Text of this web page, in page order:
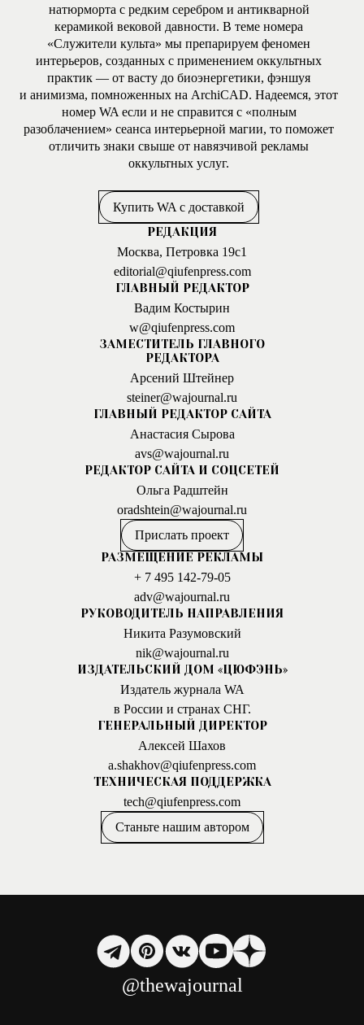
натюрморта с редким серебром и антикварной
керамикой вековой давности. В теме номера
«Служители культа» мы препарируем феномен
интерьеров, созданных с применением оккультных
практик — от васту до биоэнергетики, фэншуя
и анимизма, помноженных на ArchiCAD. Надеемся, этот
номер WA если и не справится с «полным
разоблачением» сеанса интерьерной магии, то поможет
отличить знаки свыше от навязчивой рекламы
оккультных услуг.
Купить WA с доставкой
РЕДАКЦИЯ
Москва, Петровка 19с1
editorial@qiufenpress.com
ГЛАВНЫЙ РЕДАКТОР
Вадим Костырин
w@qiufenpress.com
ЗАМЕСТИТЕЛЬ ГЛАВНОГО
РЕДАКТОРА
Арсений Штейнер
steiner@wajournal.ru
ГЛАВНЫЙ РЕДАКТОР САЙТА
Анастасия Сырова
avs@wajournal.ru
РЕДАКТОР САЙТА И СОЦСЕТЕЙ
Ольга Радштейн
oradshtein@wajournal.ru
Прислать проект
РАЗМЕЩЕНИЕ РЕКЛАМЫ
+ 7 495 142-79-05
adv@wajournal.ru
РУКОВОДИТЕЛЬ НАПРАВЛЕНИЯ
Никита Разумовский
nik@wajournal.ru
ИЗДАТЕЛЬСКИЙ ДОМ «ЦЮФЭНЬ»
Издатель журнала WA
в России и странах СНГ.
ГЕНЕРАЛЬНЫЙ ДИРЕКТОР
Алексей Шахов
a.shakhov@qiufenpress.com
ТЕХНИЧЕСКАЯ ПОДДЕРЖКА
tech@qiufenpress.com
Станьте нашим автором
@thewajournal